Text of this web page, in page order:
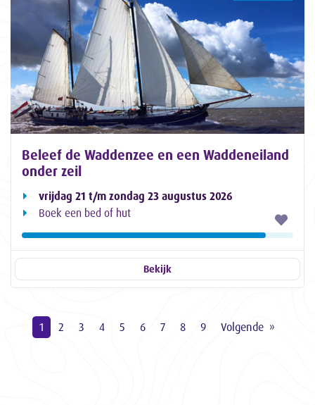
Beleef de Waddenzee en een Waddeneiland
onder zeil
vrijdag 21 t/m zondag 23 augustus 2026
Boek een bed of hut
Bekijk
1 2 3 4 5 6 7 8 9 Volgende